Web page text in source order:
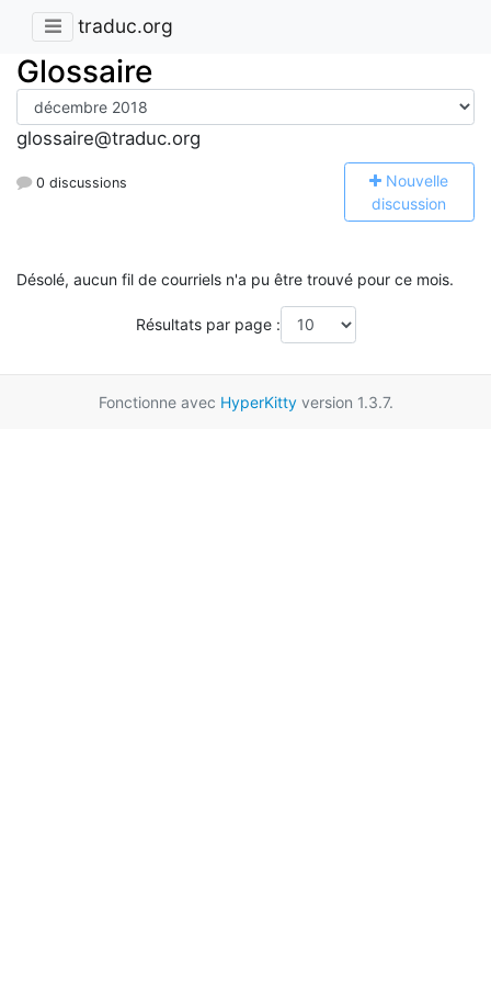
traduc.org
Glossaire
glossaire@traduc.org
0 discussions Nouvelle
discussion
Désolé, aucun fil de courriels n'a pu être trouvé pour ce mois.
Résultats par page :
Fonctionne avec HyperKittyversion 1.3.7.